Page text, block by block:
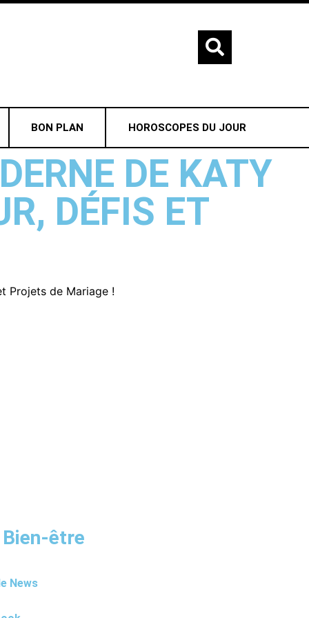
BON PLAN HOROSCOPES DU JOUR
DE KATY
DÉFIS ET
Projets de Mariage !
Bien-être
News